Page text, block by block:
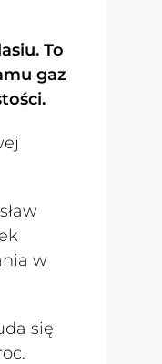
To
gaz
w
się